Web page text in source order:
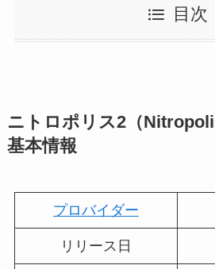
目次
ニトロポリス2（
基本情報
プロバイダー
リリース日